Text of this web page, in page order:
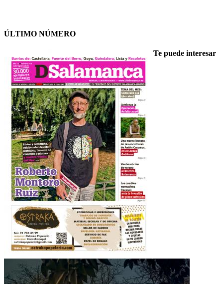
ÚLTIMO NÚMERO
Te puede interesar